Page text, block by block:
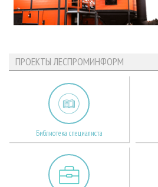
ПРОЕКТЫ ЛЕСПРОМИНФОРМ
Библиотека специалиста